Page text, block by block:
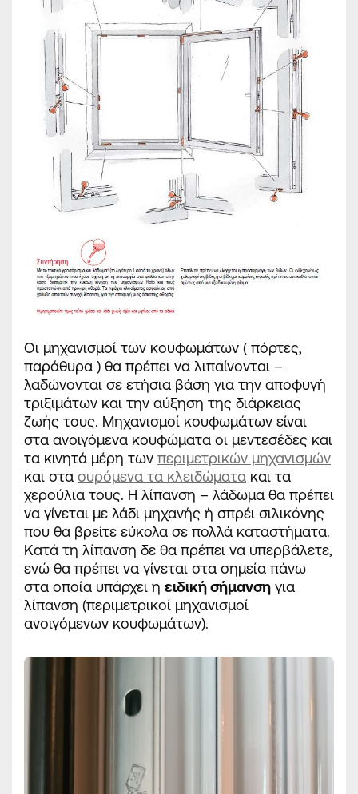
Οι μηχανισμοί των κουφωμάτων ( πόρτες,
παράθυρα ) θα πρέπει να λιπαίνονται –
λαδώνονται σε ετήσια βάση για την αποφυγή
τριξιμάτων και την αύξηση της διάρκειας
ζωής τους. Μηχανισμοί κουφωμάτων είναι
στα ανοιγόμενα κουφώματα οι μεντεσέδες και
τα κινητά μέρη των περιμετρικών μηχανισμών
και στα συρόμενα τα κλειδώματα και τα
χερούλια τους. Η λίπανση – λάδωμα θα πρέπει
να γίνεται με λάδι μηχανής ή σπρέι σιλικόνης
που θα βρείτε εύκολα σε πολλά καταστήματα.
Κατά τη λίπανση δε θα πρέπει να υπερβάλετε,
ενώ θα πρέπει να γίνεται στα σημεία πάνω
στα οποία υπάρχει η ειδική σήμανση για
λίπανση (περιμετρικοί μηχανισμοί
ανοιγόμενων κουφωμάτων).